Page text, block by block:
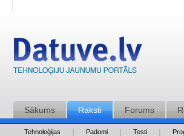
Sākums Raksti Forums
Tehnoloģijas Padomi Testi